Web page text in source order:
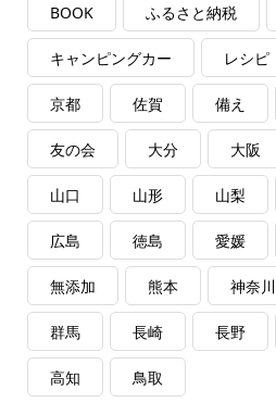
BOOK ふるさと納税
キャンピングカー レシピ
京都 佐賀 備え
友の会 大分 大阪
山口 山形 山梨
広島 徳島 愛媛
無添加 熊本 神奈川
群馬 長崎 長野
高知 鳥取